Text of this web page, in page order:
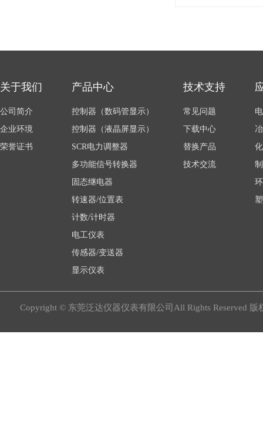
关于我们
公司简介
企业环境
荣誉证书
产品中心
控制器（数码管显示）
控制器（液晶屏显示）
SCR电力调整器
多功能信号转换器
固态继电器
转速器/位置表
计数/计时器
电工仪表
传感器/变送器
显示仪表
技术支持
常见问题
下载中心
替换产品
技术交流
Copyright © 东莞泛达仪器仪表有限公司All Rights Reserved 版